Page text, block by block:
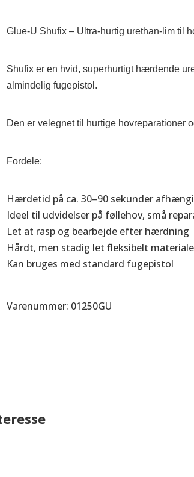
antal
Glue-U Shufix – Ultra-hurtig urethan-lim til
Shufix er en hvid, superhurtigt hærdende
almindelig fugepistol.
Den er velegnet til hurtige hovreparationer
Fordele:
Hærdetid på ca. 30–90 sekunder
Ideel til udvidelser på føllehov, små
Let at rasp og bearbejde efter hærdning
Hårdt, men stadig let fleksibelt materiale
Kan bruges med standard fugepistol
Varenummer: 01250GU